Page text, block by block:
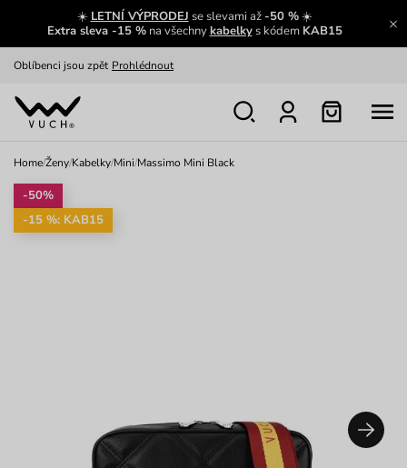
☀️ LETNÍ VÝPRODEJ se slevami až -50 %☀️
Extra sleva -15 %na všechnykabelkys kódem KAB15
Oblíbenci jsou zpět Prohlédnout
Nech se inspirovat Ukázat
Home/Ženy/Kabelky/Mini/Massimo Mini Black
-50%
-15 %: KAB15